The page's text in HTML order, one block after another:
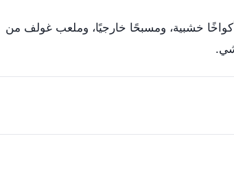
الهادئ، الذي تبلغ مساحته 180 فدانًا، أكواخًا خشبية، ومسبحًا خارجيًا، وملعب غولف من